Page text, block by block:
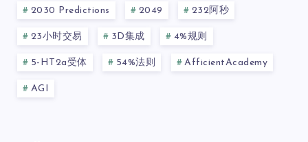
2030 Predictions 2049 232阿秒
23小时交易 3D集成 4%规则
5-HT2a受体 54%法则 AfficientAcademy
AGI